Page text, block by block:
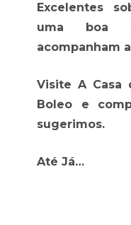
Excelentes
uma boa
acompanham
Visite A Casa
Boleo e
sugerimos.
Até Já…